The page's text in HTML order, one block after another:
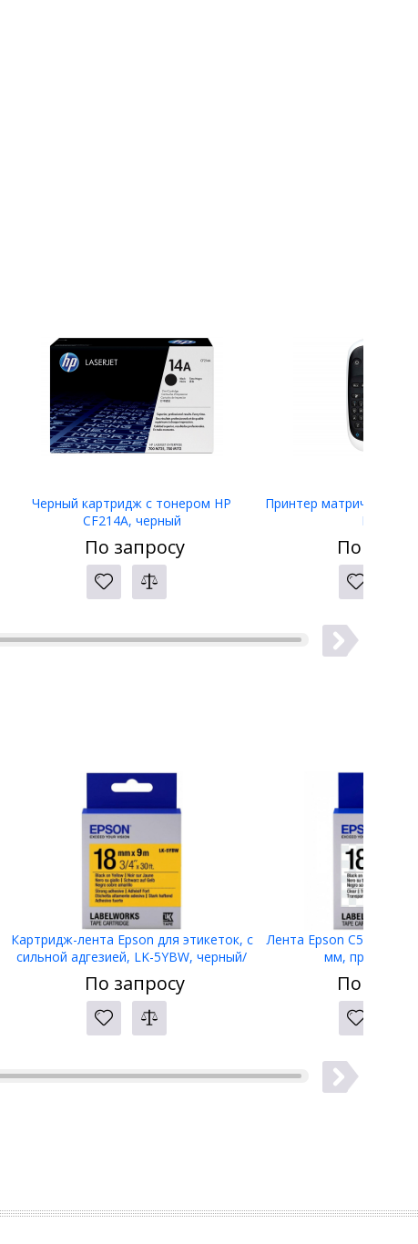
Черный картридж с тонером HP
CF214A, черный
По запросу
Принтер матричный
LW-400
По
Картридж-лента Epson для этикеток, с
сильной адгезией, LK-5YBW, черный/
желтый 18 мм (9 м) C53S655010/
ЖЕЛТАЯ НАКЛЕЙКА
По запросу
Лента Epson
мм, прозр/
По